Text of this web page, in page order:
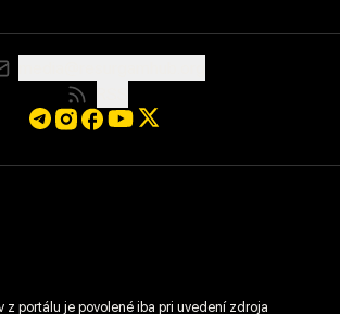
z portálu je povolené iba pri uvedení zdroja